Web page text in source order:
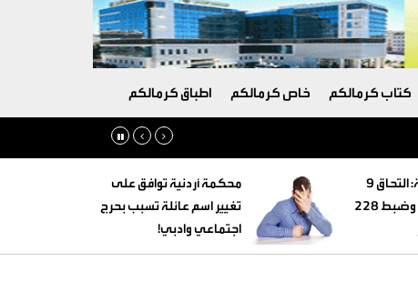
كتاب كرمالكم خاص كرمالكم اطباق كرمالكم
‏التنمية الاجتماعية: التحاق 9
أطفال بأسر بديلة وضبط 228
محكمة أردنية توافق على
تغيير اسم عائلة تسبب بحرج
اجتماعي وادبي!